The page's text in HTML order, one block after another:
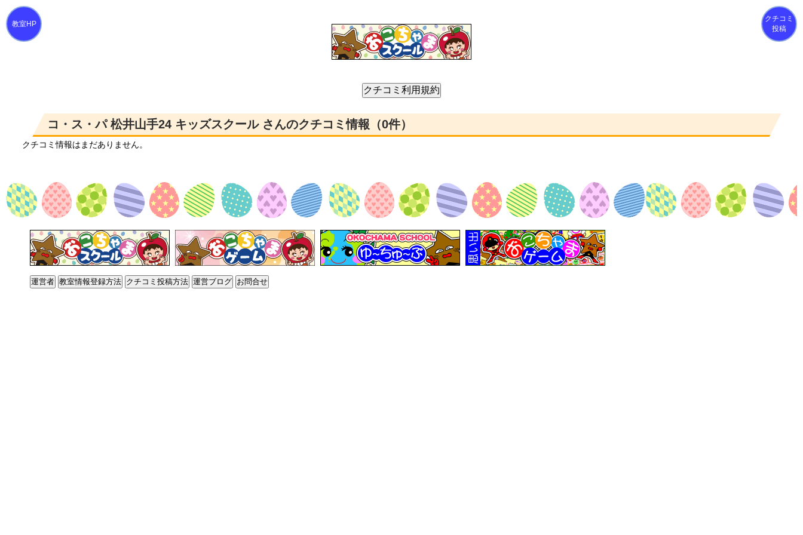
クチコミ
投稿
コ・ス・パ 松井山手24 キッズスクール さんのクチコミ情報（0件）
クチコミ情報はまだありません。